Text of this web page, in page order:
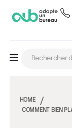
HOME
COMMENT BIEN